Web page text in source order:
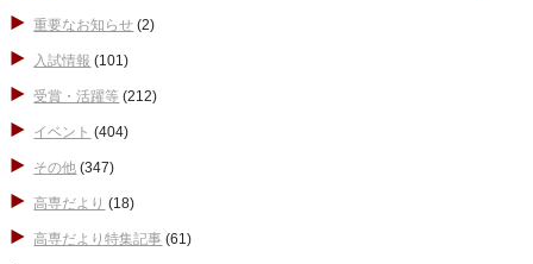
重要なお知らせ (2)
入試情報 (101)
受賞・活躍等 (212)
イベント (404)
その他 (347)
高専だより (18)
高専だより特集記事 (61)